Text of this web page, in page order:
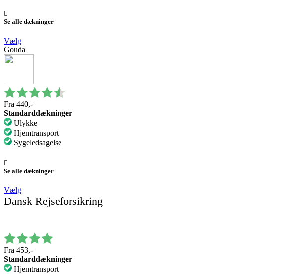
Se alle dækninger
Vælg
Gouda
Fra 440,-
Standarddækninger
Ulykke
Hjemtransport
Sygeledsagelse
Se alle dækninger
Vælg
Dansk Rejseforsikring
Fra 453,-
Standarddækninger
Hjemtransport